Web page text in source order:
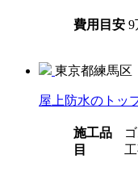
費用目安 9
東京都練馬区
屋上防水のトッ
施工品
目